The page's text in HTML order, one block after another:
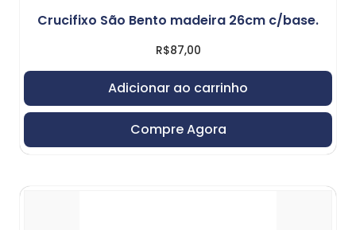
Crucifixo São Bento madeira 26cm c/base.
R$87,00
Adicionar ao carrinho
Compre Agora